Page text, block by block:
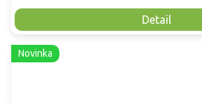
Detail
Novinka